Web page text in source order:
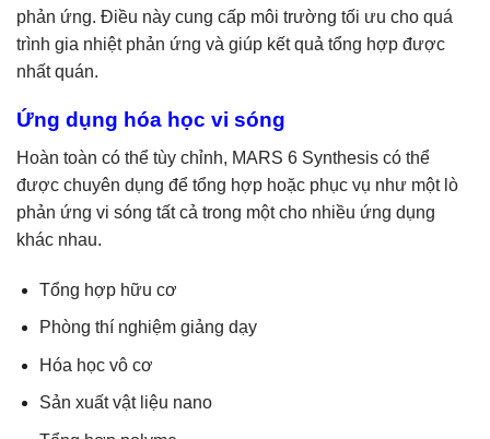
phản ứng. Điều này cung cấp môi trường tối ưu cho quá
trình gia nhiệt phản ứng và giúp kết quả tổng hợp được
nhất quán.
Ứng dụng hóa học vi sóng
Hoàn toàn có thể tùy chỉnh, MARS 6 Synthesis có thể
được chuyên dụng để tổng hợp hoặc phục vụ như một lò
phản ứng vi sóng tất cả trong một cho nhiều ứng dụng
khác nhau.
Tổng hợp hữu cơ
Phòng thí nghiệm giảng dạy
Hóa học vô cơ
Sản xuất vật liệu nano